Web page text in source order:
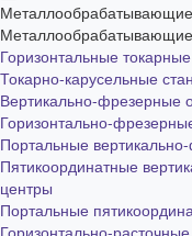
Металлообрабатывающие
Металлообрабатывающие
Горизонтальные
Токарно-карусельные
Вертикально-
Горизонтально-
Портальные
Пятикоординатные
центры
Портальные